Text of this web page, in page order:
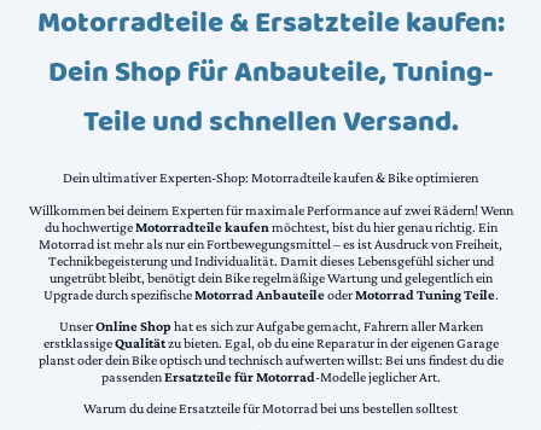
Motorradteile & Ersatzteile kaufen:
Dein Shop für Anbauteile, Tuning-
Teile und schnellen Versand.
Dein ultimativer Experten-Shop: Motorradteile kaufen & Bike optimieren
Willkommen bei deinem Experten für maximale Performance auf zwei Rädern! Wenn
du hochwertigeMotorradteile kaufen möchtest, bist du hier genau richtig. Ein
Motorrad ist mehr als nur ein Fortbewegungsmittel – es ist Ausdruck von Freiheit,
Technikbegeisterung und Individualität. Damit dieses Lebensgefühl sicher und
ungetrübt bleibt, benötigt dein Bike regelmäßige Wartung und gelegentlich ein
Upgrade durch spezifischeMotorrad AnbauteileoderMotorrad Tuning Teile.
UnserOnline Shophat es sich zur Aufgabe gemacht, Fahrern aller Marken
erstklassigeQualitätzu bieten. Egal, ob du eine Reparatur in der eigenen Garage
planst oder dein Bike optisch und technisch aufwerten willst: Bei uns findest du die
passendenErsatzteile für Motorrad-Modelle jeglicher Art.
Warum du deine Ersatzteile für Motorrad bei uns bestellen solltest